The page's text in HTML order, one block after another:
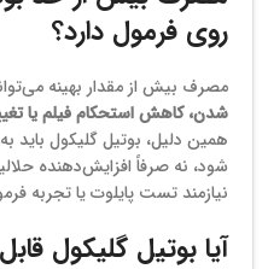
روی فرمول دارد؟
مصرف بیش از مقدار بهینه
شدن، کاهش استحکام فیلم یا
همین دلیل، بوتیل گلیکول باید
شود، نه صرفاً افزایش‌دهنده
نیازمند تست پایلوت یا تجربه
آیا بوتیل گلیکول